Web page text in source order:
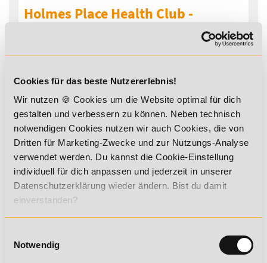
Cookies für das beste Nutzererlebnis!
Wir nutzen 🍪 Cookies um die Website optimal für dich
gestalten und verbessern zu können. Neben technisch
notwendigen Cookies nutzen wir auch Cookies, die von
Dritten für Marketing-Zwecke und zur Nutzungs-Analyse
verwendet werden. Du kannst die Cookie-Einstellung
individuell für dich anpassen und jederzeit in unserer
Datenschutzerklärung wieder ändern. Bist du damit
einverstanden?
Notwendig
Holmes Place Health Club -
Holmes Place Health Clubs - Berlin